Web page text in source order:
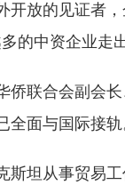
开放的见证者
的中资企业走
侨联合会副会
全面与国际接轨
斯坦从事贸易